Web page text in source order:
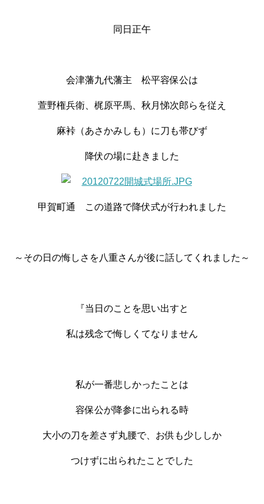
同日正午
会津藩九代藩主 松平容保公は
萱野権兵衛、梶原平馬、秋月悌次郎らを従え
麻裃（あさかみしも）に刀も帯びず
降伏の場に赴きました
甲賀町通 この道路で降伏式が行われました
～その日の悔しさを八重さんが後に話してくれました～
『当日のことを思い出すと
私は残念で悔しくてなりません
私が一番悲しかったことは
容保公が降参に出られる時
大小の刀を差さず丸腰で、お供も少ししか
つけずに出られたことでした